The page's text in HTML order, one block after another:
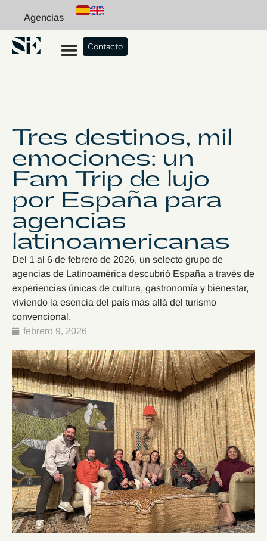
Agencias
Contacto
Tres destinos, mil
emociones: un
Fam Trip de lujo
por España para
agencias
latinoamericanas
Del 1 al 6 de febrero de 2026, un selecto grupo de
agencias de Latinoamérica descubrió España a través de
experiencias únicas de cultura, gastronomía y bienestar,
viviendo la esencia del país más allá del turismo
convencional.
febrero 9, 2026